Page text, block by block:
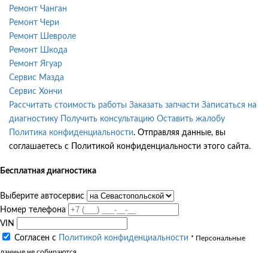
Ремонт Чанган
Ремонт Чери
Ремонт Шевроле
Ремонт Шкода
Ремонт Ягуар
Сервис Мазда
Сервис Хончи
Рассчитать стоимость работы Заказать запчасти Записаться на
диагностику
Получить консультацию Оставить жалобу
Политика конфиденциальности. Отправляя данные, вы
соглашаетесь с Политикой конфиденциальности этого сайта.
Бесплатная диагностика
Выберите автосервис
Номер телефона
VIN
Согласен с
Политикой конфиденциальности * Персональные